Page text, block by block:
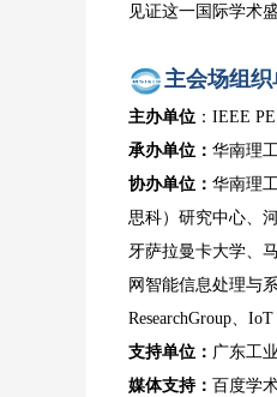
见证这一国际学术
主会场组
主办单位 ：IEEE
承办单位： 华南理
协办单位： 华南理
思科）研究中心、
牙萨拉曼卡大学、
网智能信息处理与
ResearchGroup、
支持单位： 广东工
媒体支持： 百度学